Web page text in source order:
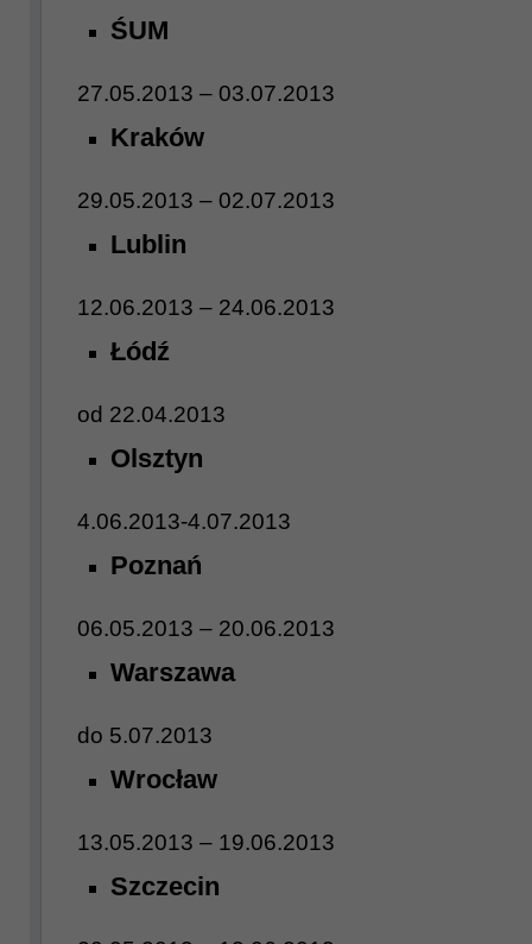
ŚUM
27.05.2013 – 03.07.2013
Kraków
29.05.2013 – 02.07.2013
Lublin
12.06.2013 – 24.06.2013
Łódź
od 22.04.2013
Olsztyn
4.06.2013-4.07.2013
Poznań
06.05.2013 – 20.06.2013
Warszawa
do 5.07.2013
Wrocław
13.05.2013 – 19.06.2013
Szczecin